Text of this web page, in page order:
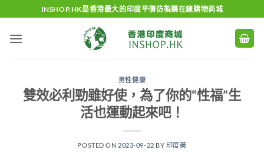
to
content
INSHOP.HK是香港最大的印度平價仿製藥在線購物商城
男性健康
雙效必利勁雖好使，為了你的“性福”生
活也運動起來吧！
POSTED ON 2023-09-22 BY 印度藥